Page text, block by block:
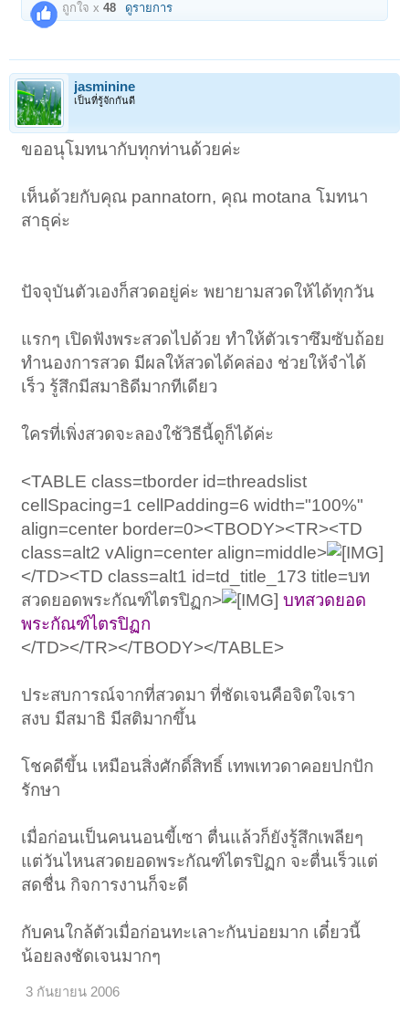
ถูกใจ x48 ดูรายการ
jasminine
เป็นที่รู้จักกันดี
ขออนุโมทนากับทุกท่านด้วยค่ะ
เห็นด้วยกับคุณ pannatorn, คุณ motana โมทนา
สาธุค่ะ
ปัจจุบันตัวเองก็สวดอยู่ค่ะ พยายามสวดให้ได้ทุกวัน
แรกๆ เปิดฟังพระสวดไปด้วย ทำให้ตัวเราซึมซับถ้อย
ทำนองการสวด มีผลให้สวดได้คล่อง ช่วยให้จำได้
เร็ว รู้สึกมีสมาธิดีมากทีเดียว
ใครที่เพิ่งสวดจะลองใช้วิธีนี้ดูก็ได้ค่ะ
<TABLE class=tborder id=threadslist
cellSpacing=1 cellPadding=6 width="100%"
align=center border=0><TBODY><TR><TD
class=alt2 vAlign=center align=middle>
</TD><TD class=alt1 id=td_title_173 title=บท
สวดยอดพระกัณฑ์ไตรปิฏก>
บทสวดยอด
พระกัณฑ์ไตรปิฏก
</TD></TR></TBODY></TABLE>
ประสบการณ์จากที่สวดมา ที่ชัดเจนคือจิตใจเรา
สงบ มีสมาธิ มีสติมากขึ้น
โชคดีขึ้น เหมือนสิ่งศักดิ์สิทธิ์ เทพเทวดาคอยปกปัก
รักษา
เมื่อก่อนเป็นคนนอนขี้เซา ตื่นแล้วก็ยังรู้สึกเพลียๆ
แต่วันไหนสวดยอดพระกัณฑ์ไตรปิฏก จะตื่นเร็วแต่
สดชื่น กิจการงานก็จะดี
กับคนใกล้ตัวเมื่อก่อนทะเลาะกันบ่อยมาก เดี๋ยวนี้
น้อยลงชัดเจนมากๆ
3 กันยายน 2006